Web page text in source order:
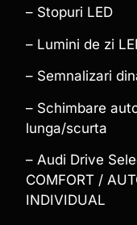
– Stopuri LED
– Lumini de zi
– Semnalizari
– Schimbare
lunga/scurta
– Audi Drive
COMFORT /
INDIVIDUAL